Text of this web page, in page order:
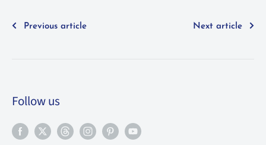
Previous article Next article
Follow us